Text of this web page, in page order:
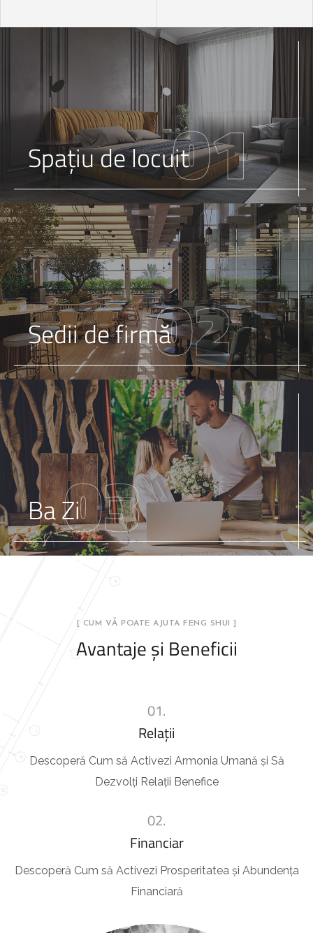
Spațiu de locuit01
Sedii de firmă02
Ba Zi03
[ CUM VĂ POATE AJUTA FENG SHUI ]
Avantaje și Beneficii
01.
Relații
Descoperă Cum să Activezi Armonia Umană și Să
Dezvolți Relații Benefice
02.
Financiar
Descoperă Cum să Activezi Prosperitatea și Abundența
Financiară